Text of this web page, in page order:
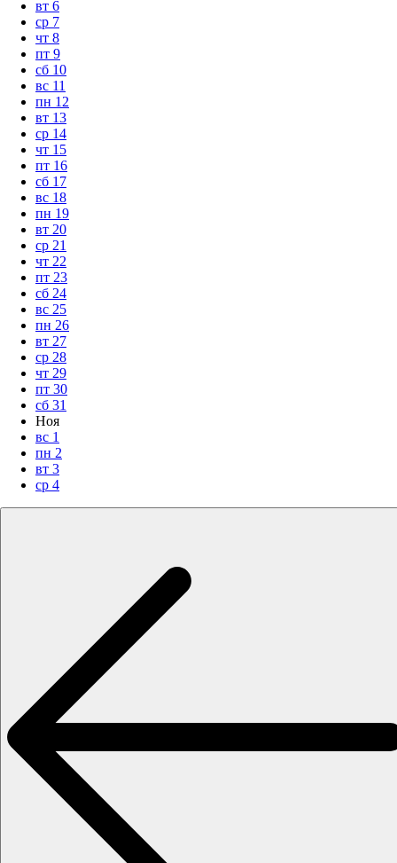
вт 6
ср 7
чт 8
пт 9
сб 10
вс 11
пн 12
вт 13
ср 14
чт 15
пт 16
сб 17
вс 18
пн 19
вт 20
ср 21
чт 22
пт 23
сб 24
вс 25
пн 26
вт 27
ср 28
чт 29
пт 30
сб 31
Ноя
вс 1
пн 2
вт 3
ср 4